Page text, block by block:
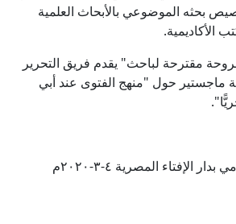
بحثه الموضوعي بالأبحاث العلمية
الأكاديمية.
مقترحة لباحث" يقدم فريق التحرير
ماجستير حول "منهج الفتوى عند أبي
الإفتاء المصرية ٤-٣-٢٠٢٠م